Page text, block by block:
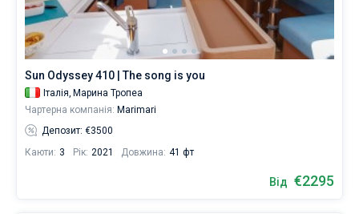
Sun Odyssey 410 | The song is you
Італія, Марина Тропеа
Чартерна компанія: Marimari
Депозит: €3500
Каюти: 3 Рік: 2021 Довжина: 41 фт
Від €2295